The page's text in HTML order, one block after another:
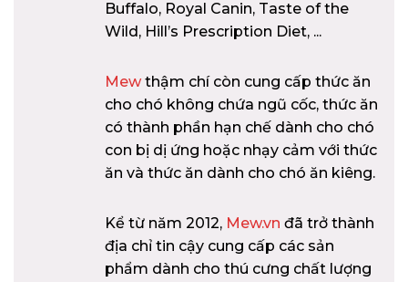
Buffalo, Royal Canin, Taste of the
Wild, Hill’s Prescription Diet, ...
Mew thậm chí còn cung cấp thức ăn
cho chó không chứa ngũ cốc, thức ăn
có thành phần hạn chế dành cho chó
con bị dị ứng hoặc nhạy cảm với thức
ăn và thức ăn dành cho chó ăn kiêng.
Kể từ năm 2012, Mew.vn đã trở thành
địa chỉ tin cậy cung cấp các sản
phẩm dành cho thú cưng chất lượng